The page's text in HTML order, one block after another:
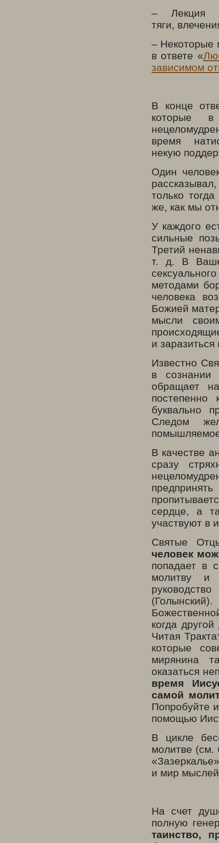
– Лекция
тяги,
– Некоторые
в ответе «
зависимом
В конце
которые
время
некую
Один
только
же, как мы
У каждого
сильные
Третий
т. д. В
методами
человека
Божией
мысли
и
Известно
в сознании
обращает
буквально
Следом
В качестве
сразу
сердце, а
участвуют в
Святые
человек
попадает в
молитву и
когда
Читая
которые
мирянина
оказаться
время
самой
Попробуйте
помощью
В цикле
молитве (см.
и мир
На счет
полную
таинство,